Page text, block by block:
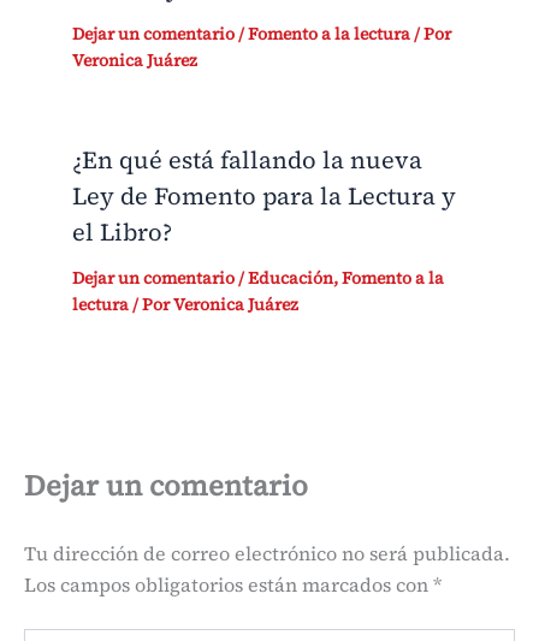
Dejar un comentario/Fomento a la lectura/ Por
Veronica Juárez
¿En qué está fallando la nueva
Ley de Fomento para la Lectura y
el Libro?
Dejar un comentario/Educación,Fomento a la
lectura/ PorVeronica Juárez
Dejar un comentario
Tu dirección de correo electrónico no será publicada.
Los campos obligatorios están marcados con*